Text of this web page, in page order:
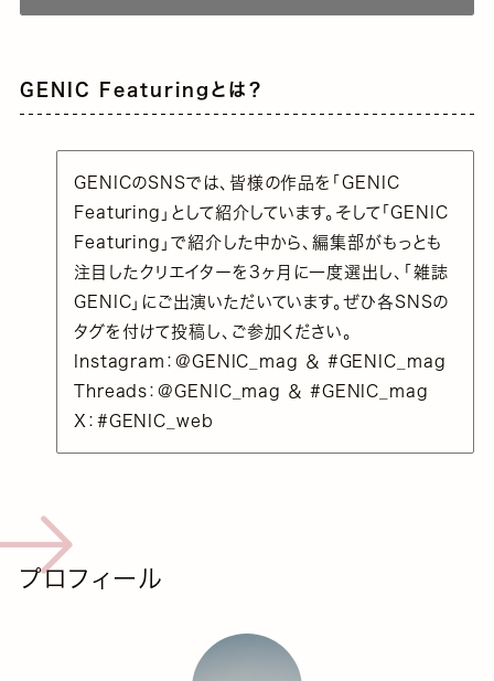
GENIC Featuringとは？
GENICのSNSでは、皆様の作品を「GENIC
Featuring」として紹介しています。そして「GENIC
Featuring」で紹介した中から、編集部がもっとも
注目したクリエイターを3ヶ月に一度選出し、「雑誌
GENIC」にご出演いただいています。ぜひ各SNSの
タグを付けて投稿し、ご参加ください。
Instagram：@GENIC_mag ＆ #GENIC_mag
Threads：@GENIC_mag ＆ #GENIC_mag
X：#GENIC_web
プロフィール